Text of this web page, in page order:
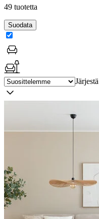
49 tuotetta
Suodata
Järjestä